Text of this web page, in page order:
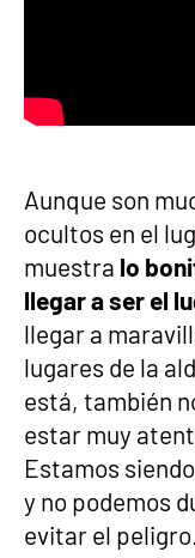
Aunque son
ocultos en el
muestra lo
llegar a ser el
llegar a
lugares de la
está, también
estar muy
Estamos
y no podemos
evitar el peligro.